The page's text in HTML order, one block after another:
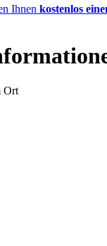
Ihnen kostenlos
Ort